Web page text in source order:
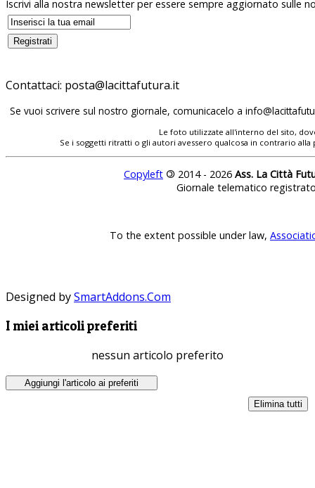
Iscrivi alla nostra newsletter per essere sempre aggiornato sulle
Contattaci: posta@lacittafutura.it
Se vuoi scrivere sul nostro giornale, comunicacelo a
Le foto utilizzate all'interno del sito,
Se i soggetti ritratti o gli autori avessero qualcosa in contrario
Copyleft © 2014 - 2026 Ass. La Città
Giornale telematico
To the extent possible under law,
Designed bySmartAddons.Com
I miei articoli preferiti
nessun articolo preferito